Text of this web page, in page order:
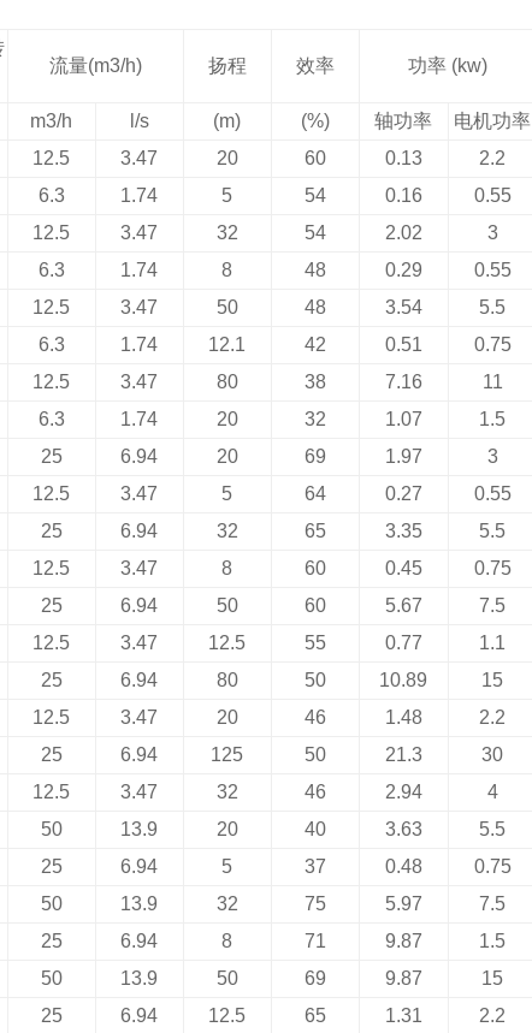
流量(m3/h) 扬程 效率 功率 (kw)
m3/h l/s (m) (%) 轴功率
电机功率
12.5 3.47 20 60 0.13
2.2
6.3 1.74 5 54 0.16
0.55
12.5 3.47 32 54 2.02
3
6.3 1.74 8 48 0.29
0.55
12.5 3.47 50 48 3.54
5.5
6.3 1.74 12.1 42 0.51
0.75
12.5 3.47 80 38 7.16
11
6.3 1.74 20 32 1.07
1.5
25 6.94 20 69 1.97
3
12.5 3.47 5 64 0.27
0.55
25 6.94 32 65 3.35
5.5
12.5 3.47 8 60 0.45
0.75
25 6.94 50 60 5.67
7.5
12.5 3.47 12.5 55 0.77
1.1
25 6.94 80 50 10.89
15
12.5 3.47 20 46 1.48
2.2
25 6.94 125 50 21.3
30
12.5 3.47 32 46 2.94
4
50 13.9 20 40 3.63
5.5
25 6.94 5 37 0.48
0.75
50 13.9 32 75 5.97
7.5
25 6.94 8 71 9.87
1.5
50 13.9 50 69 9.87
15
25 6.94 12.5 65 1.31 2.2